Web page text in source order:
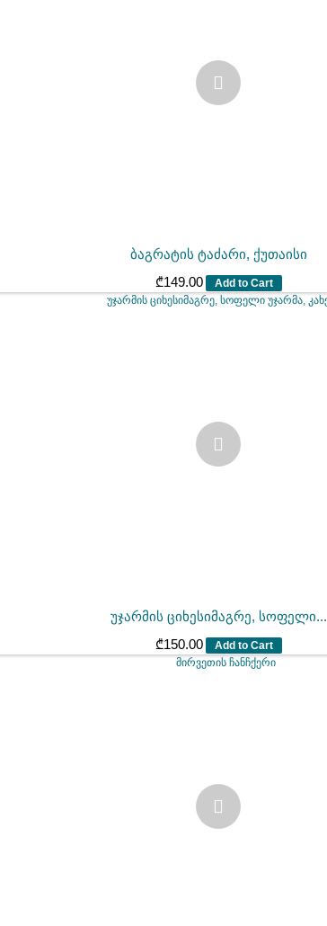
ბაგრატის ტაძარი, ქუთაისი
₾149.00 Add to Cart
უჯარმის ციხესიმაგრე, სოფელი...
₾150.00 Add to Cart